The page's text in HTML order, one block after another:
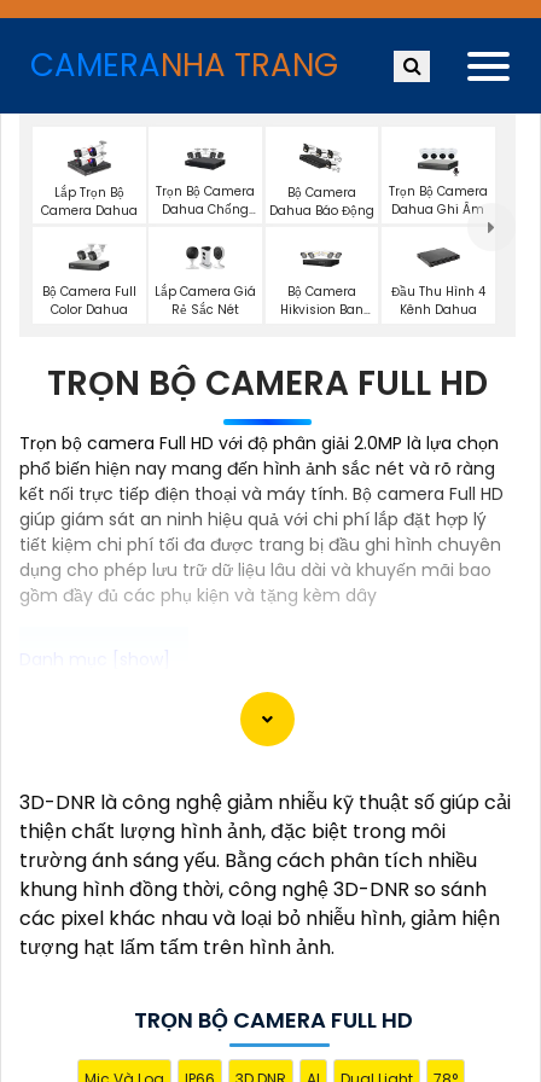
CAMERANHA TRANG
Lắp Trọn Bộ
Camera Dahua
Trọn Bộ Camera
Dahua Chống
Bộ Camera
Dahua Báo Động
Trọn Bộ Camera
Dahua Ghi Âm
Bộ Camera Full
Color Dahua
Lắp Camera Giá
Rẻ Sắc Nét
Bộ Camera
Hikvision Ban
Đầu Thu Hình 4
Kênh Dahua
TRỌN BỘ CAMERA FULL HD
Trọn bộ camera Full HD với độ phân giải 2.0MP là lựa chọn
phổ biến hiện nay mang đến hình ảnh sắc nét và rõ ràng
kết nối trực tiếp điện thoại và máy tính. Bộ camera Full HD
giúp giám sát an ninh hiệu quả với chi phí lắp đặt hợp lý
tiết kiệm chi phí tối đa được trang bị đầu ghi hình chuyên
dụng cho phép lưu trữ dữ liệu lâu dài và khuyến mãi bao
gồm đầy đủ các phụ kiện và tặng kèm dây
Đây là một mẫu camera 2.0MP FULL HD rất tốt mà
bạn có thể sử dụng để giám sát và bảo vệ nhà cửa
cấp hình ảnh sắc nét, chất lượng cao và có khả
năng quan sát trong đêm thông qua công nghệ
hồng ngoại.
Dưới đây là một mô tả cơ bản về chiếc camera này:
- Độ phân giải: 2.0MP FULL HD- Chất lượng hình ảnh:
Sắc nét, chất lượng cao- Công nghệ hồng ngoại: Có
hoặc không dây tùy chọn- Ứng dụng điều khiển: Có
thể kết nối với smartphone để xem qua mạng
internet từ xa- Chức năng cảnh báo: Có thể cài đặt
3D-DNR là công nghệ giảm nhiễu kỹ thuật số giúp cải
thiện chất lượng hình ảnh, đặc biệt trong môi
trường ánh sáng yếu. Bằng cách phân tích nhiều
khung hình đồng thời, công nghệ 3D-DNR so sánh
các pixel khác nhau và loại bỏ nhiễu hình, giảm hiện
tượng hạt lấm tấm trên hình ảnh.
TRỌN BỘ CAMERA FULL HD